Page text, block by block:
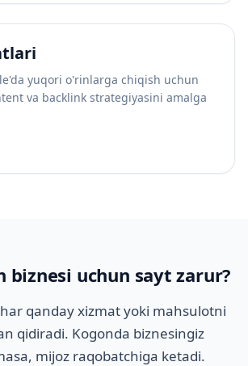
yuqori o'rinlarga chiqish uchun
va backlink strategiyasini amalga
biznesi uchun sayt zarur?
qanday xizmat yoki mahsulotni
qidiradi. Kogonda biznesingiz
mijoz raqobatchiga ketadi.